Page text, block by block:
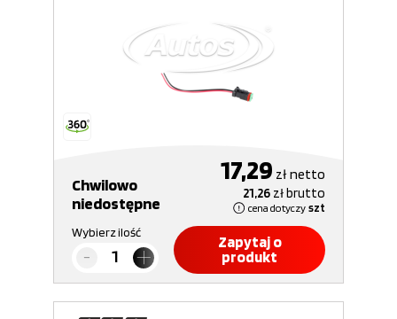
Chwilowo
niedostępne
17,29 złnetto
21,26 złbrutto
cena dotyczy szt
Wybierz ilość
Zapytaj o
produkt